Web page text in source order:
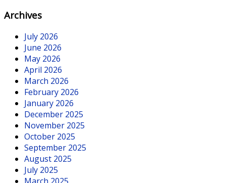
Archives
July 2026
June 2026
May 2026
April 2026
March 2026
February 2026
January 2026
December 2025
November 2025
October 2025
September 2025
August 2025
July 2025